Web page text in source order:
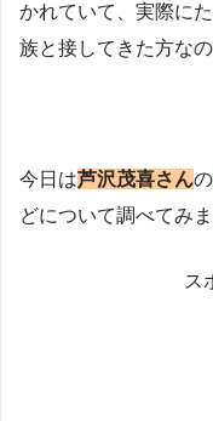
かれていて、実際に
族と接してきた方なの
今日は芦沢茂喜さんの
どについて調べてみま
ス